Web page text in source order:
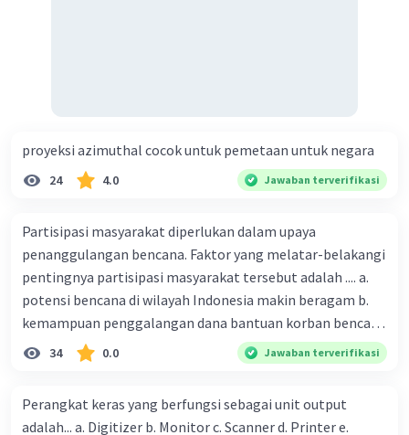
proyeksi azimuthal cocok untuk pemetaan untuk negara
24 4.0 Jawaban terverifikasi
Partisipasi masyarakat diperlukan dalam upaya
penanggulangan bencana. Faktor yang melatar-belakangi
pentingnya partisipasi masyarakat tersebut adalah .... a.
potensi bencana di wilayah Indonesia makin beragam b.
kemampuan penggalangan dana bantuan korban bencana
makin tinggi c. pemahaman pendidikan kebencanaan
kepada masyarakat masih rendah d. masyarakat
bencana e. kepercayaan pemerintah bahwa masyarakat
34 0.0 Jawaban terverifikasi
Perangkat keras yang berfungsi sebagai unit output
adalah... a. Digitizer b. Monitor c. Scanner d. Printer e.